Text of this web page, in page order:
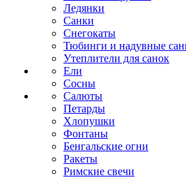
Ледянки
Санки
Снегокаты
Тюбинги и надувные
Утеплители для санок
Ели
Сосны
Салюты
Петарды
Хлопушки
Фонтаны
Бенгальские огни
Ракеты
Римские свечи